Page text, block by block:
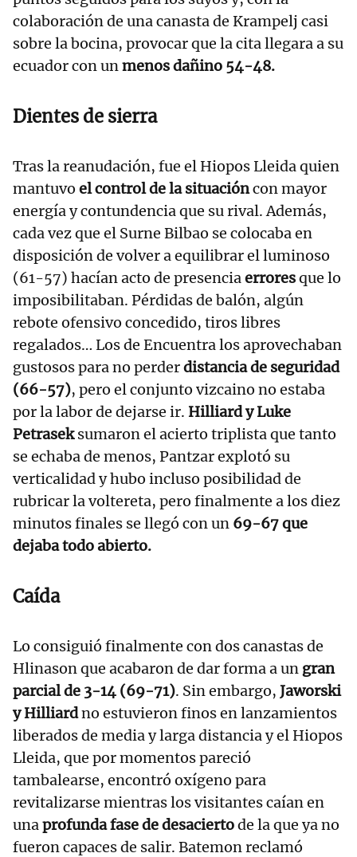
colaboración de una canasta de Krampelj casi
sobre la bocina, provocar que la cita llegara a su
ecuador con unmenos dañino 54-48.
Dientes de sierra
Tras la reanudación, fue el Hiopos Lleida quien
mantuvo el control de la situacióncon mayor
energía y contundencia que su rival. Además,
cada vez que el Surne Bilbao se colocaba en
disposición de volver a equilibrar el luminoso
(61-57) hacían acto de presenciaerroresque lo
imposibilitaban. Pérdidas de balón, algún
rebote ofensivo concedido, tiros libres
regalados… Los de Encuentra los aprovechaban
gustosos para no perderdistancia de seguridad
(66-57), pero el conjunto vizcaino no estaba
por la labor de dejarse ir. Hilliard y Luke
Petraseksumaron el acierto triplista que tanto
se echaba de menos, Pantzar explotó su
verticalidad y hubo incluso posibilidad de
rubricar la voltereta, pero finalmente a los diez
minutos finales se llegó con un 69-67 que
dejaba todo abierto.
Caída
Lo consiguió finalmente con dos canastas de
Hlinason que acabaron de dar forma a un gran
parcial de 3-14 (69-71). Sin embargo, Jaworski
y Hilliardno estuvieron finos en lanzamientos
liberados de media y larga distancia y el Hiopos
Lleida, que por momentos pareció
tambalearse, encontró oxígeno para
revitalizarse mientras los visitantes caían en
unaprofunda fase de desaciertode la que ya no
fueron capaces de salir. Batemon reclamó